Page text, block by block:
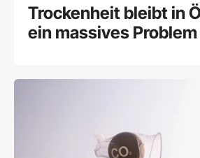
Trockenheit bleibt in
ein massives Problem